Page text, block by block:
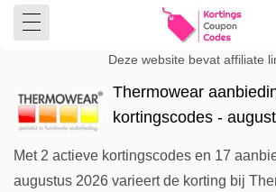
Deze website bevat affiliate
Thermowear
kortingscodes -
Met 2 actieve kortingscodes en 17
augustus 2026 varieert de korting bij